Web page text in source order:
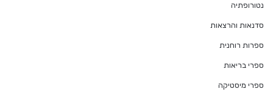
נטורופתיה
סדנאות והרצאות
ספרות רוחנית
ספרי בריאות
ספרי מיסטיקה